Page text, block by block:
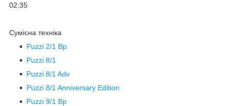
02:35
Сумісна техніка
Puzzi 2/1 Bp
Puzzi 8/1
Puzzi 8/1 Adv
Puzzi 8/1 Anniversary Edition
Puzzi 9/1 Bp